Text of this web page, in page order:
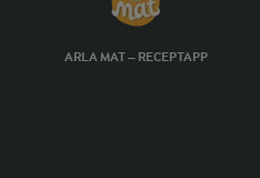
ARLA MAT – RECEPTAPP